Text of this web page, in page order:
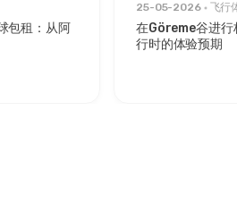
包租：从阿
25-05-2026 飞行
在Göreme谷进行
行时的体验预期